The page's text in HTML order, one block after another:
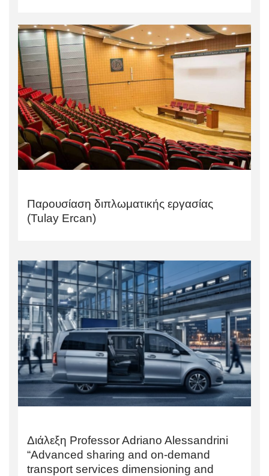
Παρουσίαση διπλωματικής εργασίας
(Tulay Ercan)
Διάλεξη Professor Adriano Alessandrini
“Advanced sharing and on-demand
transport services dimensioning and